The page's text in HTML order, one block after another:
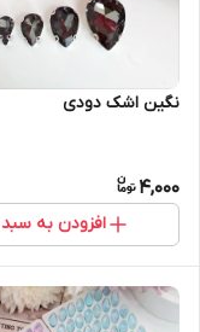
نگین اشک دودی
4,000
افزودن به سبد